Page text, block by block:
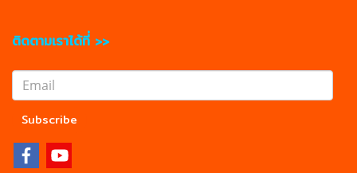
ติดตามเราได้ที่ >>
Subscribe